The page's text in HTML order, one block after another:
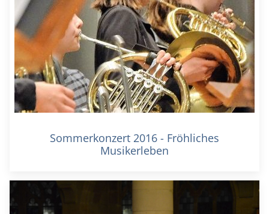
Sommerkonzert 2016 - Fröhliches
Musikerleben